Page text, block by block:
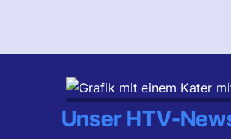
Unser HTV-